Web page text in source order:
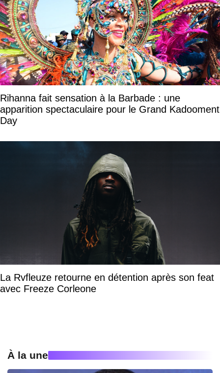
Rihanna fait sensation à la Barbade : une
apparition spectaculaire pour le Grand Kadooment
Day
La Rvfleuze retourne en détention après son feat
avec Freeze Corleone
À la une